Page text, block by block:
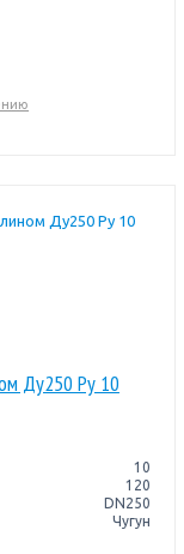
Ду250 Pу 10
10
120
DN250
Чугун